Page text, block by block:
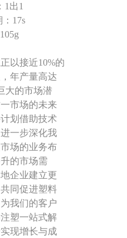
1出1
17s
105g
以接近10%的
年产量高达
大的市场潜
市场的未来
划借助技术
一步深化我
场的业务布
的市场需
企业建立更
同促进塑料
我们的客户
塑一站式解
现增长与成